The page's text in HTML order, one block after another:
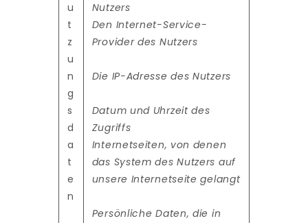
u
t
z
u
n
g
s
d
a
t
e
n
Nutzers
Den Internet-Service-
Provider des Nutzers
Die IP-Adresse des Nutzers
Datum und Uhrzeit des
Zugriffs
Internetseiten, von denen
das System des Nutzers auf
unsere Internetseite gelangt
Persönliche Daten, die in